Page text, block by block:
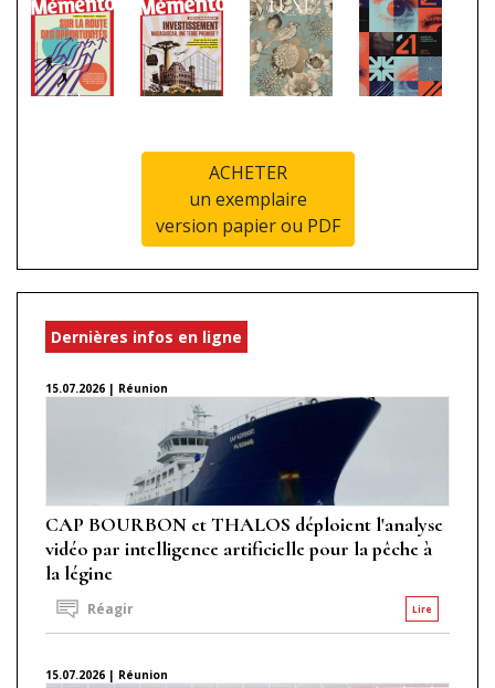
ACHETER
un exemplaire
version papier ou PDF
Dernières infos en ligne
15.07.2026 | Réunion
CAP BOURBON et THALOS déploient l'analyse
vidéo par intelligence artificielle pour la pêche à
la légine
Lire
Réagir
15.07.2026 | Réunion